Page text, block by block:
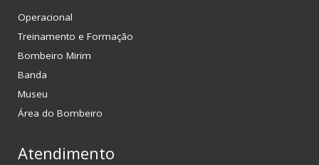
Operacional
Treinamento e Formação
Bombeiro Mirim
Banda
Museu
Área do Bombeiro
Atendimento